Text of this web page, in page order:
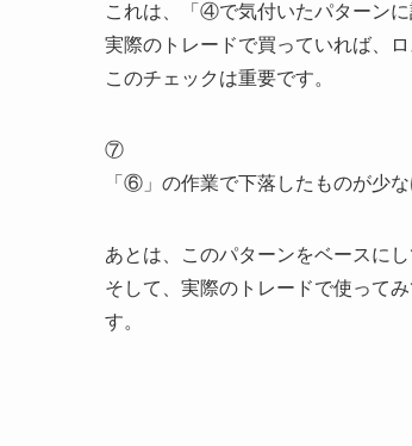
これは、「④で気付いたパターン
実際のトレードで買っていれば、
このチェックは重要です。
⑦
「⑥」の作業で下落したものが少
あとは、このパターンをベースに
そして、実際のトレードで使って
す。